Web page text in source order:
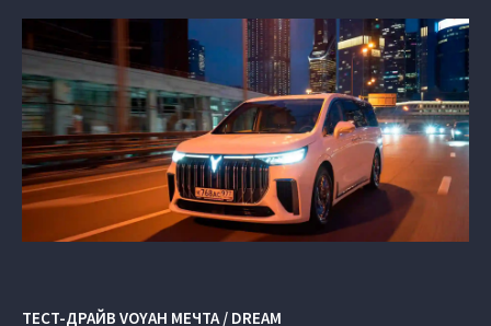
ТЕСТ-ДРАЙВ VOYAH МЕЧТА / DREAM